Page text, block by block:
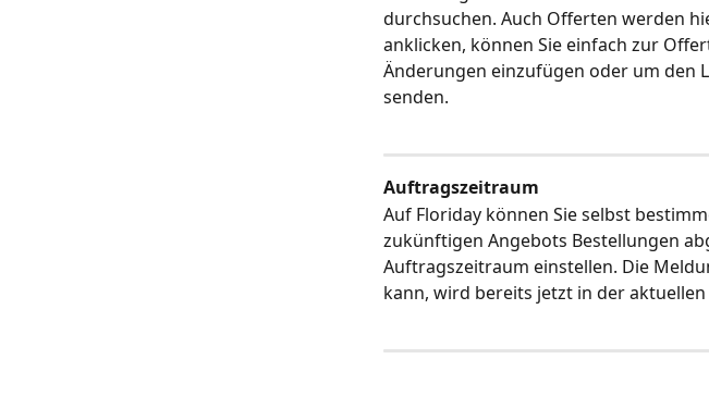
durchsuchen. Auch Offerten werden
anklicken, können Sie einfach zur
Änderungen einzufügen oder um den
senden.
Auftragszeitraum
Auf Floriday können Sie selbst
zukünftigen Angebots Bestellungen
Auftragszeitraum einstellen. Die
kann, wird bereits jetzt in der